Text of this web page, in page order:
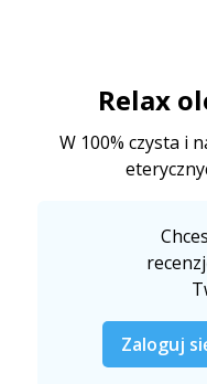
Relax
W 100% czysta i
Zaloguj